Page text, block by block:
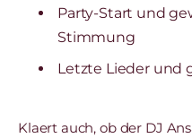
Party-Start und
Stimmung
Letzte Lieder und
Klaert auch, ob der DJ